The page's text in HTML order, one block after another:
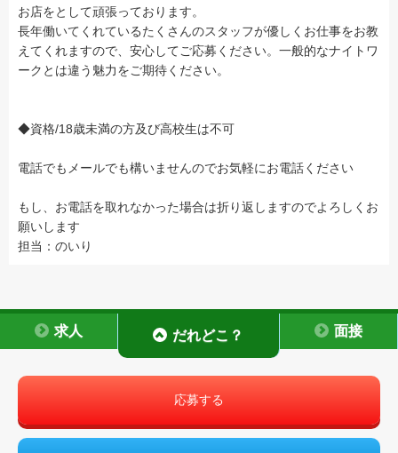
お店をとして頑張っております。
長年働いてくれているたくさんのスタッフが優しくお仕事をお教
えてくれますので、安心してご応募ください。一般的なナイトワ
ークとは違う魅力をご期待ください。
◆資格/18歳未満の方及び高校生は不可
電話でもメールでも構いませんのでお気軽にお電話ください
もし、お電話を取れなかった場合は折り返しますのでよろしくお
願いします
担当：のいり
求人 だれどこ？ 面接
応募する